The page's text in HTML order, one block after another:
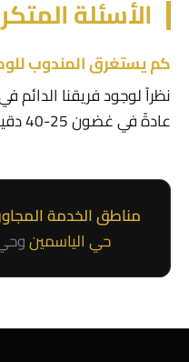
الأسئلة
كم يستغرق المندوب
نظراً لوجود فريقنا
عادةً في غضون 25-40 دقيقة.
مناطق الخدمة
حي الياسمين